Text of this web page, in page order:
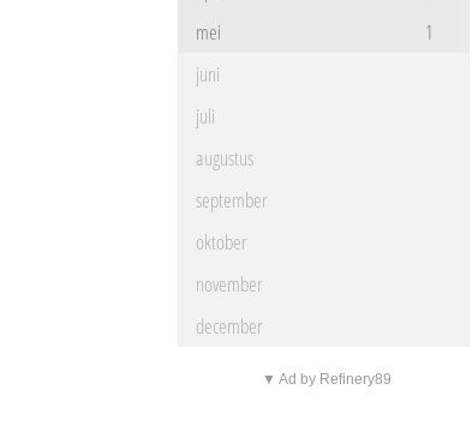
mei
1
juni
juli
augustus
september
oktober
november
december
▼ Ad by Refinery89